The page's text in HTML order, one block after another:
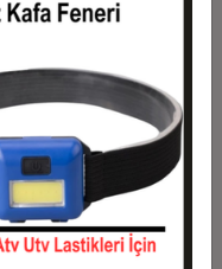
4.226,50 TL
4.463,50 TL
4.542,50 TL
4.621,50 TL
4.700,50 TL